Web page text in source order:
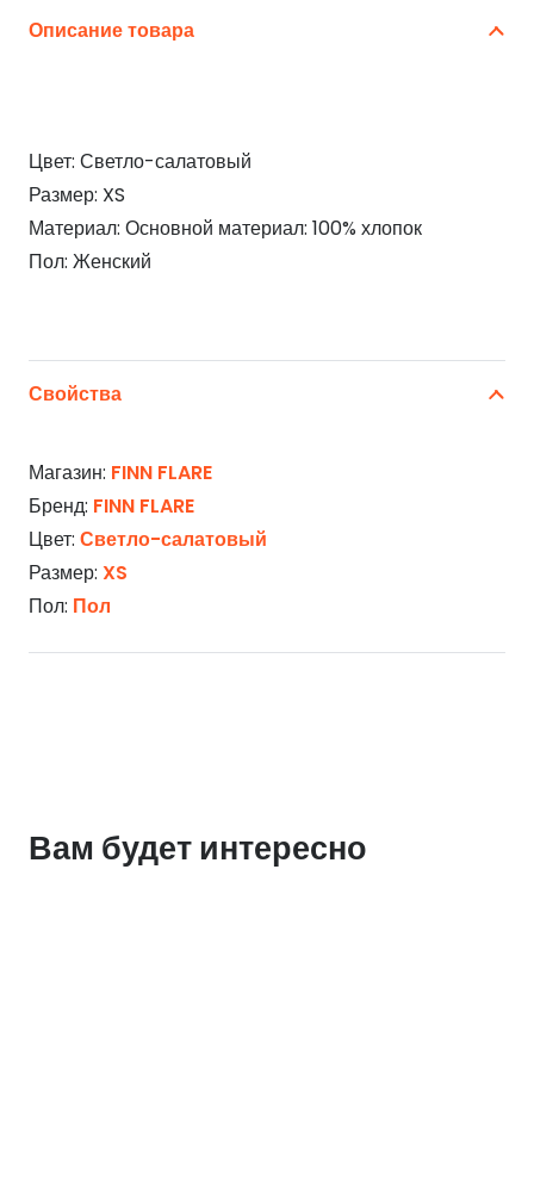
Описание товара
Цвет: Светло-салатовый
Размер: XS
Материал: Основной материал: 100% хлопок
Пол: Женский
Свойства
Магазин: FINN FLARE
Бренд: FINN FLARE
Цвет: Светло-салатовый
Размер: XS
Пол: Пол
Вам будет интересно